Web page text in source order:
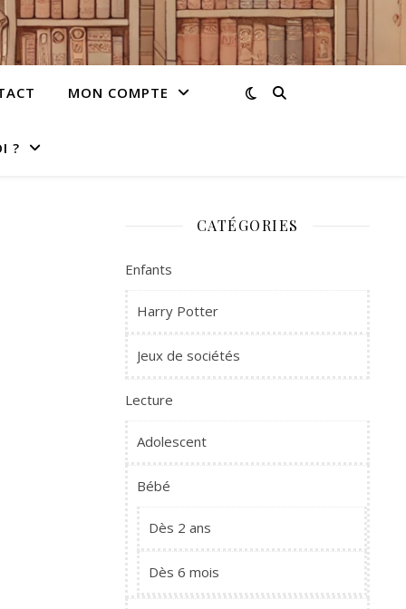
MON COMPTE
?
CATÉGORIES
Enfants
Harry Potter
Jeux de sociétés
Lecture
Adolescent
Bébé
Dès 2 ans
Dès 6 mois